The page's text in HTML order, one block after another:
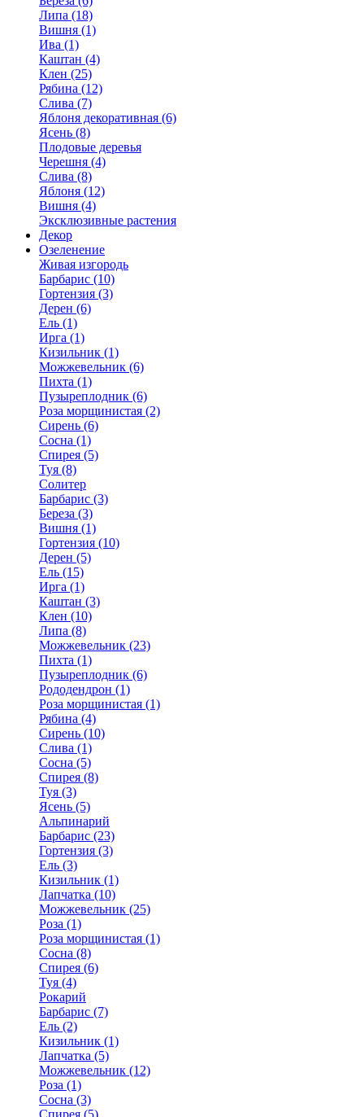
Липа (18)
Вишня (1)
Ива (1)
Каштан (4)
Клен (25)
Рябина (12)
Слива (7)
Яблоня декоративная (6)
Ясень (8)
Плодовые деревья
Черешня (4)
Слива (8)
Яблоня (12)
Вишня (4)
Эксклюзивные растения
Декор
Озеленение
Живая изгородь
Барбарис (10)
Гортензия (3)
Дерен (6)
Ель (1)
Ирга (1)
Кизильник (1)
Можжевельник (6)
Пихта (1)
Пузыреплодник (6)
Роза морщинистая (2)
Сирень (6)
Сосна (1)
Спирея (5)
Туя (8)
Солитер
Барбарис (3)
Береза (3)
Вишня (1)
Гортензия (10)
Дерен (5)
Ель (15)
Ирга (1)
Каштан (3)
Клен (10)
Липа (8)
Можжевельник (23)
Пихта (1)
Пузыреплодник (6)
Рододендрон (1)
Роза морщинистая (1)
Рябина (4)
Сирень (10)
Слива (1)
Сосна (5)
Спирея (8)
Туя (3)
Ясень (5)
Альпинарий
Барбарис (23)
Гортензия (3)
Ель (3)
Кизильник (1)
Лапчатка (10)
Можжевельник (25)
Роза (1)
Роза морщинистая (1)
Сосна (8)
Спирея (6)
Туя (4)
Рокарий
Барбарис (7)
Ель (2)
Кизильник (1)
Лапчатка (5)
Можжевельник (12)
Роза (1)
Сосна (3)
Спирея (5)